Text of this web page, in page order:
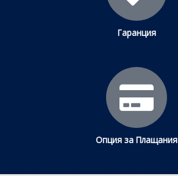
Гаранция
Опция за Плащания